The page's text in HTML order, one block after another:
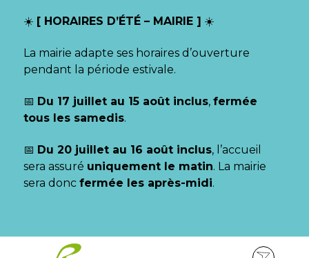
☀️ [ HORAIRES D’ÉTÉ – MAIRIE ] ☀️
La mairie adapte ses horaires d’ouverture
pendant la période estivale.
📅 Du 17 juillet au 15 août inclus, fermée
tous les samedis.
📅 Du 20 juillet au 16 août inclus, l’accueil
sera assuré uniquement le matin. La mairie
sera donc fermée les après-midi.